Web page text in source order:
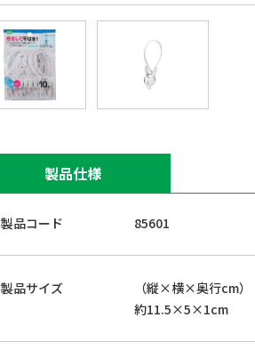
製品仕様
製品コード 85601
製品サイズ
（縦×横×奥行cm）
約11.5×5×1cm